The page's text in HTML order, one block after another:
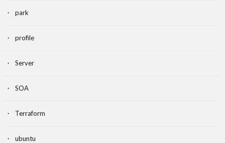
park
profile
Server
SOA
Terraform
ubuntu